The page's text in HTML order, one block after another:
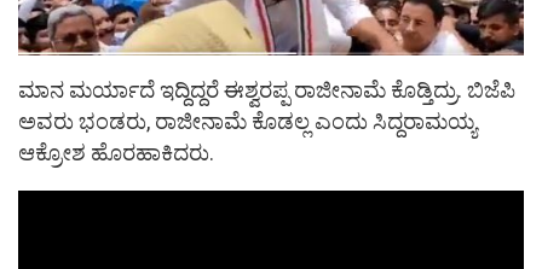
ಮಾನ ಮರ್ಯಾದೆ ಇದ್ದಿದ್ದರೆ ಈಶ್ವರಪ್ಪ ರಾಜೀನಾಮೆ ಕೊಡ್ತಿದ್ರು. ಬಿಜೆಪಿ
ಅವರು ಭಂಡರು, ರಾಜೀನಾಮೆ ಕೊಡಲ್ಲ ಎಂದು ಸಿದ್ದರಾಮಯ್ಯ
ಆಕ್ರೋಶ ಹೊರಹಾಕಿದರು.